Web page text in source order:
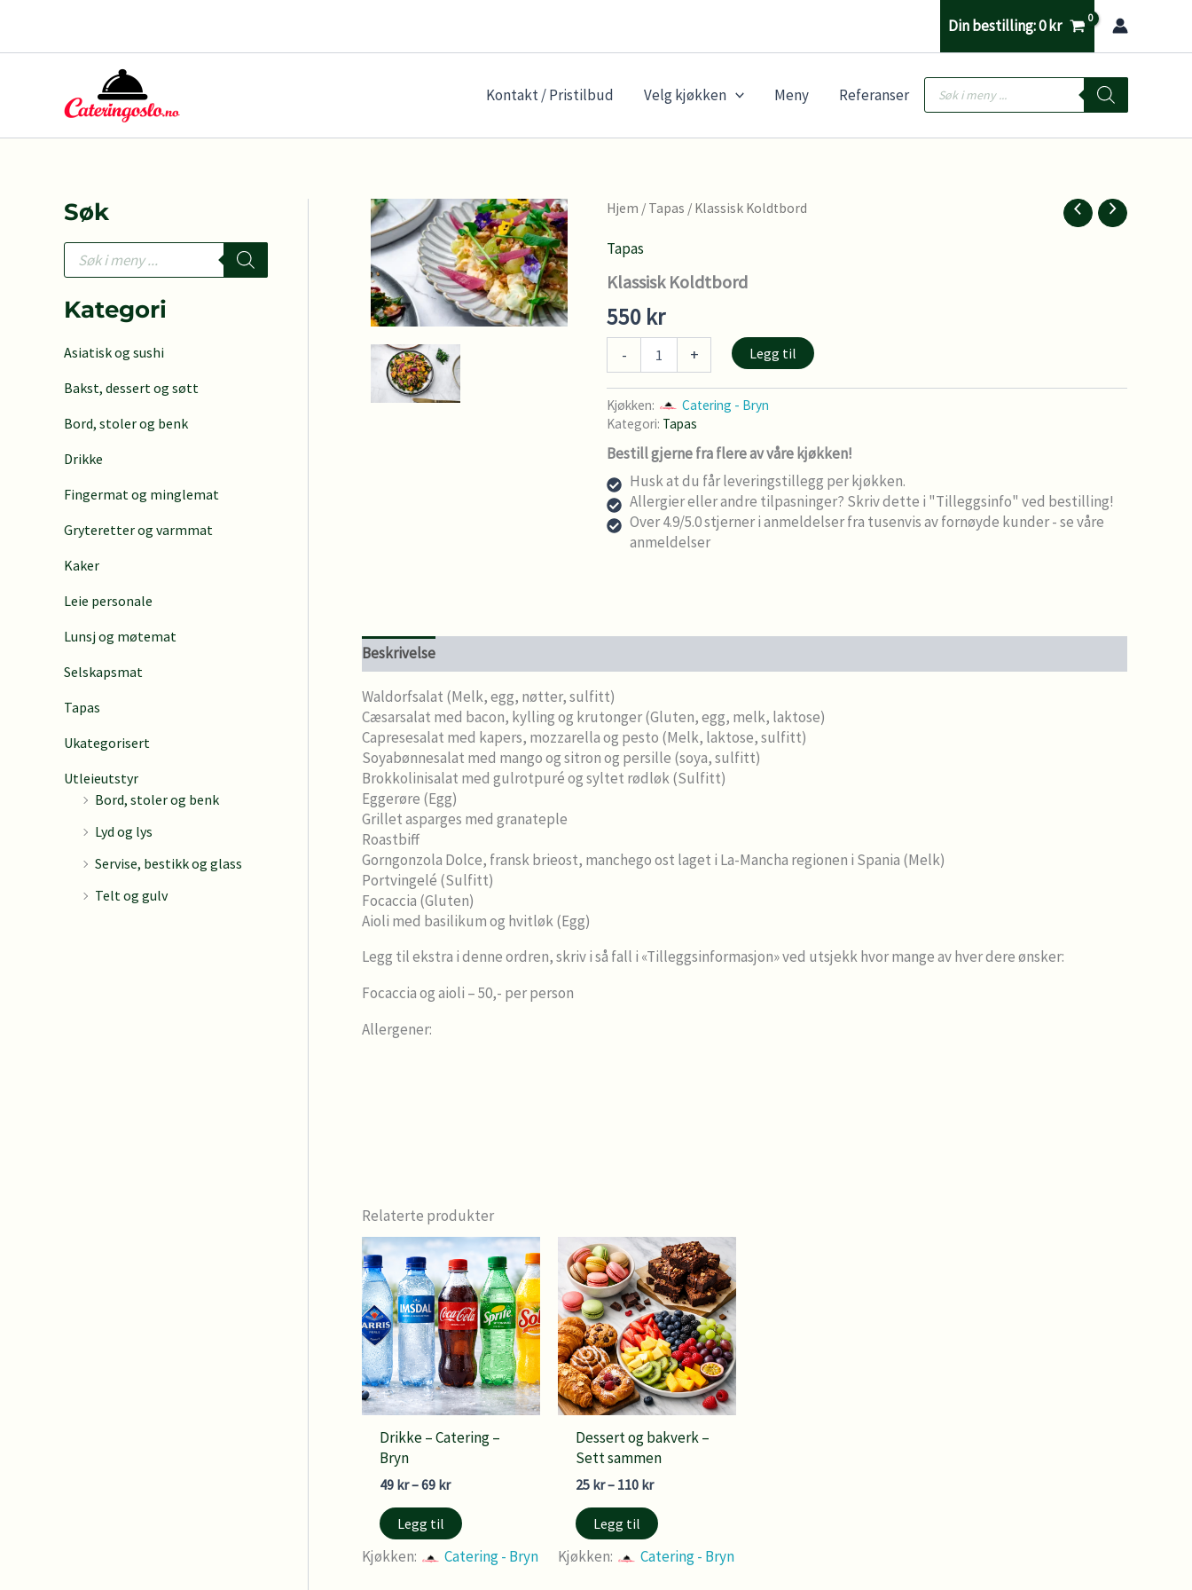
til
Din bestilling:0kr
Kontakt / Pristilbud Velg kjøkken Meny Referanser
Products
search
Søk
P
d
u
t
s
a
c
Kategori
Asiatisk og sushi
Bakst, dessert og søtt
Bord, stoler og benk
Drikke
Fingermat og minglemat
Gryteretter og varmmat
Kaker
Leie personale
Lunsj og møtemat
Selskapsmat
Tapas
Ukategorisert
Utleieutstyr
Bord, stoler og benk
Lyd og lys
Servise, bestikk og glass
Telt og gulv
Hjem / Tapas / Klassisk Koldtbord
Tapas
Klassisk Koldtbord
550 kr
-
Koldtbord
+ Legg til
Kjøkken:
Catering - Bryn
Kategori: Tapas
Bestill gjerne fra flere av våre kjøkken!
Husk at du får leveringstillegg per kjøkken.
Allergier eller andre tilpasninger? Skriv dette i "Tilleggsinfo" ved bestilling!
Over 4.9/5.0 stjerner i anmeldelser fra tusenvis av fornøyde kunder - se våre
anmeldelser
Beskrivelse
Waldorfsalat (Melk, egg, nøtter, sulfitt)
Cæsarsalat med bacon, kylling og krutonger (Gluten, egg, melk, laktose)
Capresesalat med kapers, mozzarella og pesto (Melk, laktose, sulfitt)
Soyabønnesalat med mango og sitron og persille (soya, sulfitt)
Brokkolinisalat med gulrotpuré og syltet rødløk (Sulfitt)
Eggerøre (Egg)
Grillet asparges med granateple
Roastbiff
Gorngonzola Dolce, fransk brieost, manchego ost laget i La-Mancha regionen i Spania (Melk)
Portvingelé (Sulfitt)
Focaccia (Gluten)
Aioli med basilikum og hvitløk (Egg)
Legg til ekstra i denne ordren, skriv i så fall i «Tilleggsinformasjon» ved utsjekk hvor mange av hver dere ønsker:
Focaccia og aioli – 50,- per person
Allergener:
Relaterte produkter
Drikke – Catering –
Bryn
49 kr–69 krPrisområde:
til
69 kr
Legg til
Kjøkken: Catering - Bryn
Dessert og bakverk –
Sett sammen
25 kr– 110 krPrisområde:
til
110 kr
Legg til
Kjøkken: Catering - Bryn